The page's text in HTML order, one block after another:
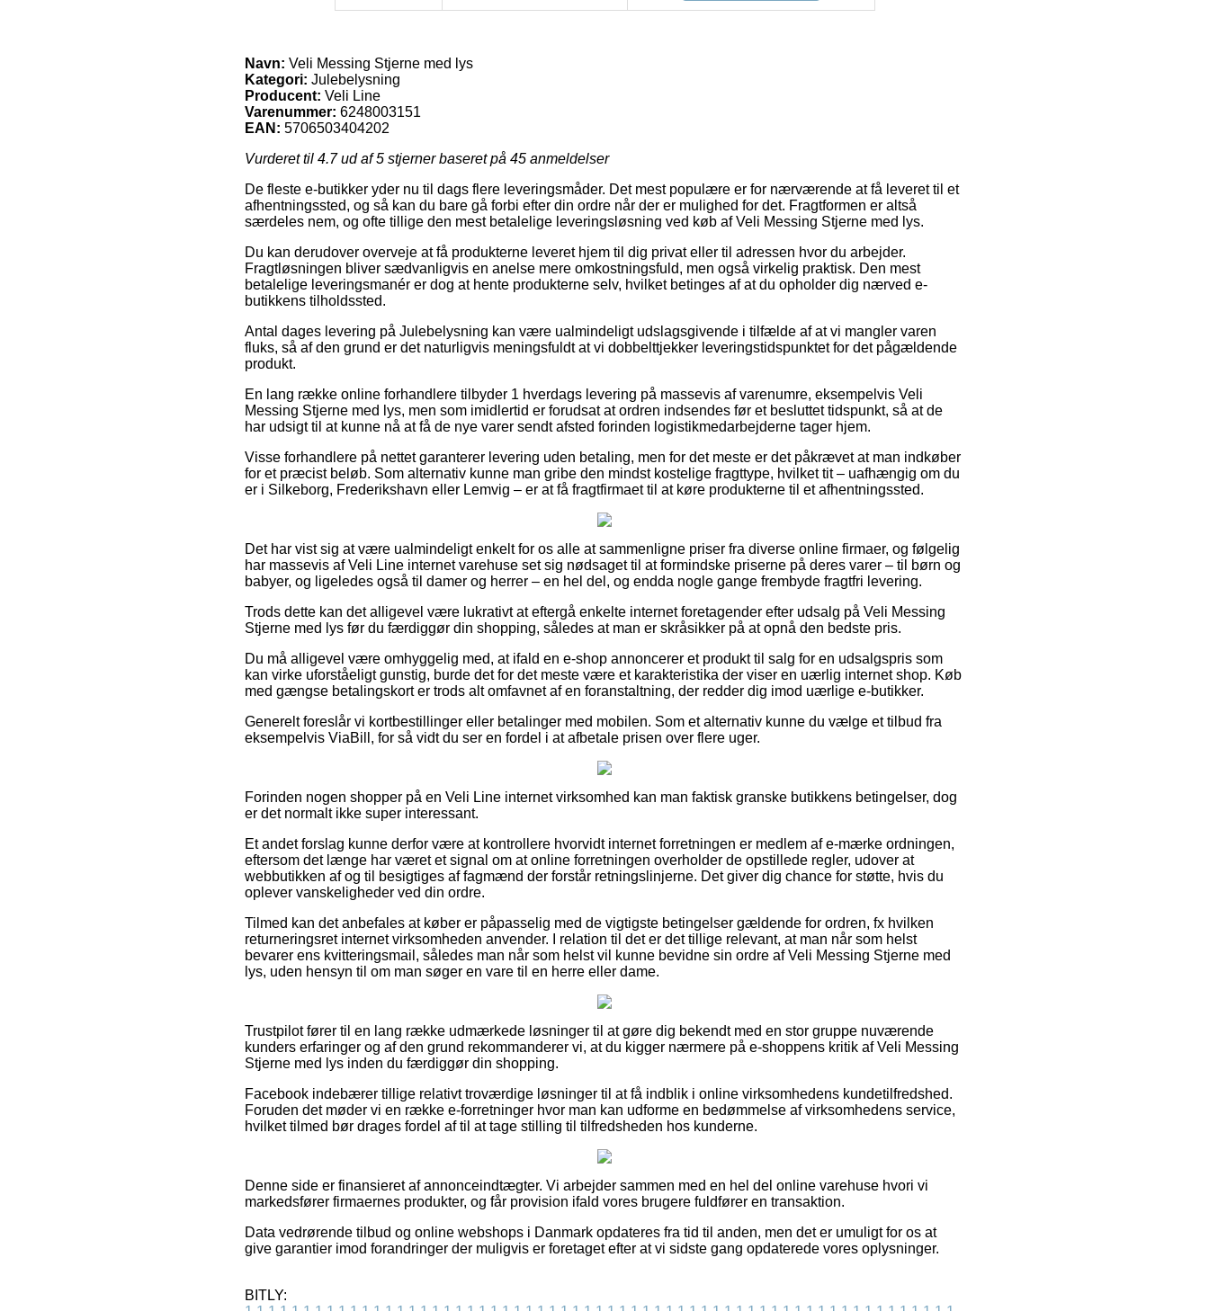
Navn: Veli Messing Stjerne med lys
Kategori: Julebelysning
Producent: Veli Line
Varenummer: 6248003151
EAN: 5706503404202
Vurderet til 4.7ud af 5 stjerner baseret på 45 anmeldelser
De fleste e-butikker yder nu til dags flere leveringsmåder. Det mest populære er for nærværende at få leveret til et
afhentningssted, og så kan du bare gå forbi efter din ordre når der er mulighed for det. Fragtformen er altså
særdeles nem, og ofte tillige den mest betalelige leveringsløsning ved køb af Veli Messing Stjerne med lys.
Du kan derudover overveje at få produkterne leveret hjem til dig privat eller til adressen hvor du arbejder.
Fragtløsningen bliver sædvanligvis en anelse mere omkostningsfuld, men også virkelig praktisk. Den mest
betalelige leveringsmanér er dog at hente produkterne selv, hvilket betinges af at du opholder dig nærved e-
butikkens tilholdssted.
Antal dages levering på Julebelysning kan være ualmindeligt udslagsgivende i tilfælde af at vi mangler varen
fluks, så af den grund er det naturligvis meningsfuldt at vi dobbelttjekker leveringstidspunktet for det pågældende
produkt.
En lang række online forhandlere tilbyder 1 hverdags levering på massevis af varenumre, eksempelvis Veli
Messing Stjerne med lys, men som imidlertid er forudsat at ordren indsendes før et besluttet tidspunkt, så at de
har udsigt til at kunne nå at få de nye varer sendt afsted forinden logistikmedarbejderne tager hjem.
Visse forhandlere på nettet garanterer levering uden betaling, men for det meste er det påkrævet at man indkøber
for et præcist beløb. Som alternativ kunne man gribe den mindst kostelige fragttype, hvilket tit – uafhængig om du
er i Silkeborg, Frederikshavn eller Lemvig – er at få fragtfirmaet til at køre produkterne til et afhentningssted.
Det har vist sig at være ualmindeligt enkelt for os alle at sammenligne priser fra diverse online firmaer, og følgelig
har massevis af Veli Line internet varehuse set sig nødsaget til at formindske priserne på deres varer – til børn og
babyer, og ligeledes også til damer og herrer – en hel del, og endda nogle gange frembyde fragtfri levering.
Trods dette kan det alligevel være lukrativt at eftergå enkelte internet foretagender efter udsalg på Veli Messing
Stjerne med lys før du færdiggør din shopping, således at man er skråsikker på at opnå den bedste pris.
Du må alligevel være omhyggelig med, at ifald en e-shop annoncerer et produkt til salg for en udsalgspris som
kan virke uforståeligt gunstig, burde det for det meste være et karakteristika der viser en uærlig internet shop. Køb
med gængse betalingskort er trods alt omfavnet af en foranstaltning, der redder dig imod uærlige e-butikker.
Generelt foreslår vi kortbestillinger eller betalinger med mobilen. Som et alternativ kunne du vælge et tilbud fra
eksempelvis ViaBill, for så vidt du ser en fordel i at afbetale prisen over flere uger.
Forinden nogen shopper på en Veli Line internet virksomhed kan man faktisk granske butikkens betingelser, dog
er det normalt ikke super interessant.
Et andet forslag kunne derfor være at kontrollere hvorvidt internet forretningen er medlem af e-mærke ordningen,
eftersom det længe har været et signal om at online forretningen overholder de opstillede regler, udover at
webbutikken af og til besigtiges af fagmænd der forstår retningslinjerne. Det giver dig chance for støtte, hvis du
oplever vanskeligheder ved din ordre.
Tilmed kan det anbefales at køber er påpasselig med de vigtigste betingelser gældende for ordren, fx hvilken
returneringsret internet virksomheden anvender. I relation til det er det tillige relevant, at man når som helst
bevarer ens kvitteringsmail, således man når som helst vil kunne bevidne sin ordre af Veli Messing Stjerne med
lys, uden hensyn til om man søger en vare til en herre eller dame.
Trustpilot fører til en lang række udmærkede løsninger til at gøre dig bekendt med en stor gruppe nuværende
kunders erfaringer og af den grund rekommanderer vi, at du kigger nærmere på e-shoppens kritik af Veli Messing
Stjerne med lys inden du færdiggør din shopping.
Facebook indebærer tillige relativt troværdige løsninger til at få indblik i online virksomhedens kundetilfredshed.
Foruden det møder vi en række e-forretninger hvor man kan udforme en bedømmelse af virksomhedens service,
hvilket tilmed bør drages fordel af til at tage stilling til tilfredsheden hos kunderne.
Denne side er finansieret af annonceindtægter. Vi arbejder sammen med en hel del online varehuse hvori vi
markedsfører firmaernes produkter, og får provision ifald vores brugere fuldfører en transaktion.
Data vedrørende tilbud og online webshops i Danmark opdateres fra tid til anden, men det er umuligt for os at
give garantier imod forandringer der muligvis er foretaget efter at vi sidste gang opdaterede vores oplysninger.
BITLY: